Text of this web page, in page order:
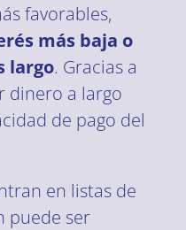
favorables,
más baja o
largo. Gracias a
dinero a largo
de pago del
en listas de
puede ser